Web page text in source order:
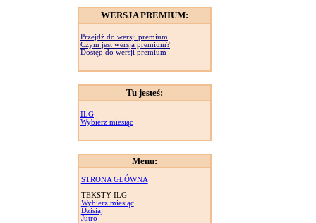
WERSJA PREMIUM:
Przejdź do wersji premium
Czym jest wersja premium?
Dostęp do wersji premium
Tu jesteś:
ILG
Wybierz miesiąc
Menu:
STRONA GŁÓWNA
TEKSTY ILG
Wybierz miesiąc
Dzisiaj
Jutro